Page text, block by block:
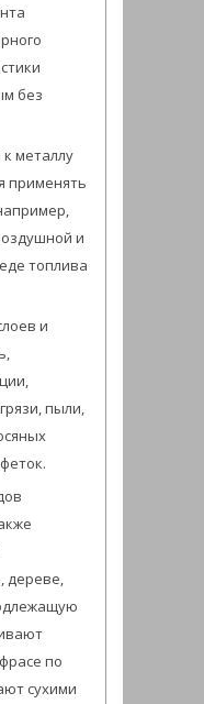
без
металлу
применять
и
топлива
и
пыли,
дереве,
по
сухими